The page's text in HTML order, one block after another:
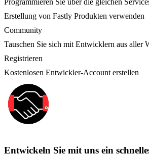
Programmieren Sie über die gleichen
Erstellung von Fastly Produkten verwenden
Community
Tauschen Sie sich mit Entwicklern aus aller
Registrieren
Kostenlosen Entwickler-Account erstellen
Entwickeln Sie mit uns ein